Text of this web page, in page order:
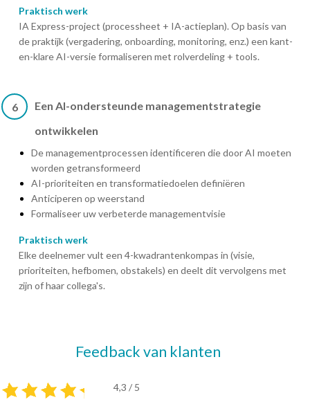
Praktisch werk
IA Express-project (processheet + IA-actieplan). Op basis van
de praktijk (vergadering, onboarding, monitoring, enz.) een kant-
en-klare AI-versie formaliseren met rolverdeling + tools.
6
Een AI-ondersteunde managementstrategie
ontwikkelen
De managementprocessen identificeren die door AI moeten
worden getransformeerd
AI-prioriteiten en transformatiedoelen definiëren
Anticiperen op weerstand
Formaliseer uw verbeterde managementvisie
Praktisch werk
Elke deelnemer vult een 4-kwadrantenkompas in (visie,
prioriteiten, hefbomen, obstakels) en deelt dit vervolgens met
zijn of haar collega's.
Feedback van klanten
4,3 / 5